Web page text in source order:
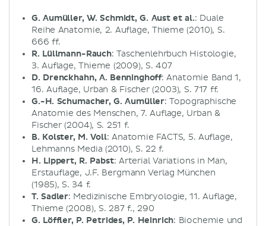
G. Aumüller, W. Schmidt, G. Aust et al.: Duale
Reihe Anatomie, 2. Auflage, Thieme (2010), S.
666 ff.
R. Lüllmann-Rauch: Taschenlehrbuch Histologie,
3. Auflage, Thieme (2009), S. 407
D. Drenckhahn, A. Benninghoff: Anatomie Band 1,
16. Auflage, Urban & Fischer (2003), S. 717 ff.
G.-H. Schumacher, G. Aumüller: Topographische
Anatomie des Menschen, 7. Auflage, Urban &
Fischer (2004), S. 251 f.
B. Kolster, M. Voll: Anatomie FACTS, 5. Auflage,
Lehmanns Media (2010), S. 22 f.
H. Lippert, R. Pabst: Arterial Variations in Man,
Erstauflage, J.F. Bergmann Verlag München
(1985), S. 34 f.
T. Sadler: Medizinische Embryologie, 11. Auflage,
Thieme (2008), S. 287 f., 290
G. Löffler, P. Petrides, P. Heinrich: Biochemie und